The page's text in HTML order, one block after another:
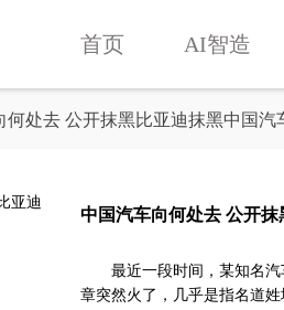
首页 AI智造
何处去 公开抹黑比亚迪抹黑中国汽
中国汽车向何处去 公开
最近一段时间，某知名
章突然火了，几乎是指名道